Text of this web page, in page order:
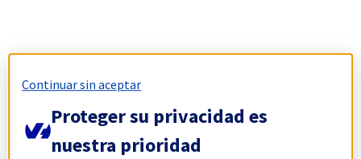
Continuar sin aceptar
Proteger su privacidad es
nuestra prioridad